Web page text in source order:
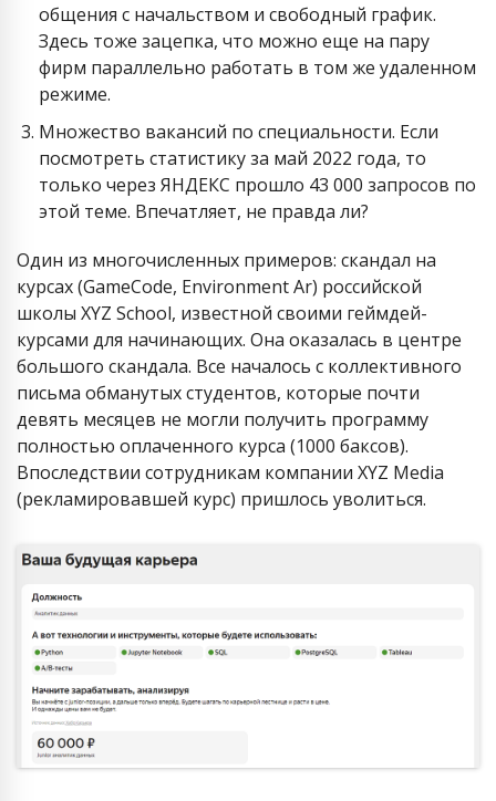
общения с начальством и свободный график.
Здесь тоже зацепка, что можно еще на пару
фирм параллельно работать в том же удаленном
режиме.
Множество вакансий по специальности. Если
посмотреть статистику за май 2022 года, то
только через ЯНДЕКС прошло 43 000 запросов по
этой теме. Впечатляет, не правда ли?
Один из многочисленных примеров: скандал на
курсах (GameCode, Environment Ar) российской
школы XYZ School, известной своими геймдей-
курсами для начинающих. Она оказалась в центре
большого скандала. Все началось с коллективного
письма обманутых студентов, которые почти
девять месяцев не могли получить программу
полностью оплаченного курса (1000 баксов).
Впоследствии сотрудникам компании XYZ Media
(рекламировавшей курс) пришлось уволиться.